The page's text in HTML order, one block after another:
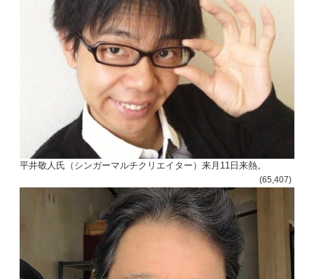
平井敬人氏（シンガーマルチクリエイター）来月11日来熱。
(65,407)